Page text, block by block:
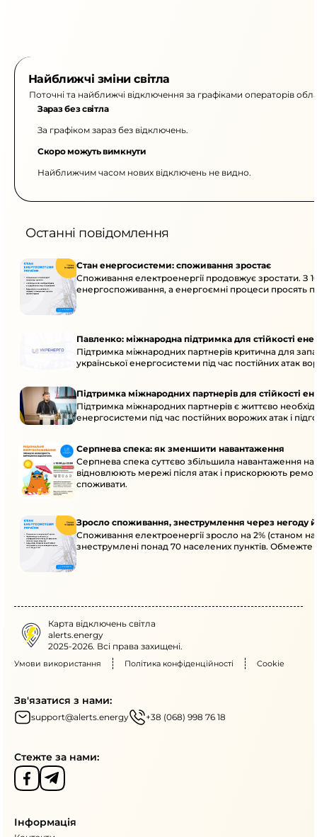
Найближчі зміни світла
Поточні та найближчі відключення за графіками операторів
Зараз без світла
За графіком зараз без відключень.
Скоро можуть вимкнути
Найближчим часом нових відключень не видно.
Останні повідомлення
Стан енергосистеми: споживання зростає
Споживання електроенергії продовжує зростати. З
енергоспоживання, а енергоємні процеси просять
Павленко: міжнародна підтримка для стійкості
Підтримка міжнародних партнерів критична для
української енергосистеми під час постійних атак
Підтримка міжнародних партнерів для стійкості
Підтримка міжнародних партнерів є життєво
енергосистеми під час постійних ворожих атак і
Серпнева спека: як зменшити навантаження
Серпнева спека суттєво збільшила навантаження
відновлюють мережі після атак і прискорюють
споживати.
Зросло споживання, знеструмлення через негоду
Споживання електроенергії зросло на 2% (станом
знеструмлені понад 70 населених пунктів.
Карта відключень світла
alerts.energy
2025-2026. Всі права захищені.
Умови використання Політика конфіденційності Cookie
Зв'язатися з нами:
support@alerts.energy +38 (068) 998 76 18
Стежте за нами:
Інформація